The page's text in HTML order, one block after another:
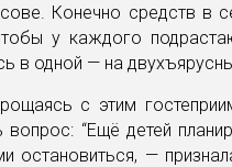
Конечно средств в
у каждого
в одной — на
с этим
вопрос: “Ещё детей
остановиться, —